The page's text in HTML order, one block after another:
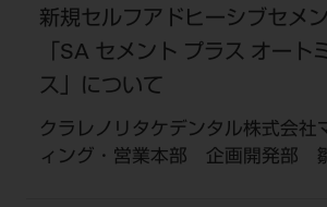
新規セルフアドヒーシブセメ
「SA セメント プラス オート
ス」について
クラレノリタケデンタル株式会社
ィング・営業本部 企画開発部